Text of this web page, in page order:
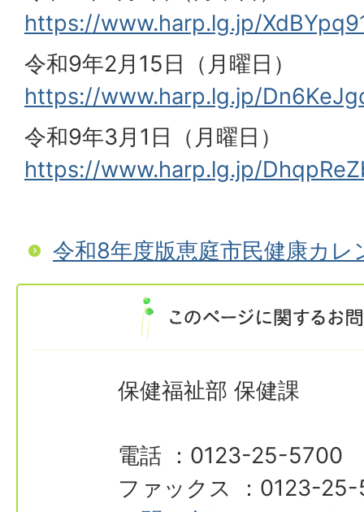
https://www.harp.lg.jp/
令和9年2月15日（月曜日）
https://www.harp.lg.jp/
令和9年3月1日（月曜日）
https://www.harp.lg.jp/
令和8年度版恵庭市民健康カレ
保健福祉部 保健課
電話 ：0123-25-5700
ファックス ：0123-